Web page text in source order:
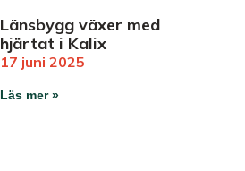
Länsbygg växer med
hjärtat i Kalix
17 juni 2025
Läs mer »